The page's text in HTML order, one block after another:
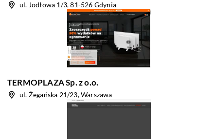
ul. Jodłowa 1/3, 81-526 Gdynia
TERMOPLAZA Sp. z o.o.
ul. Żegańska 21/23, Warszawa